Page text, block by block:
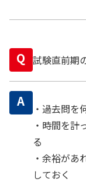
Q 試験直前期
A
・過去問を
・時間を計
る
・余裕があ
しておく